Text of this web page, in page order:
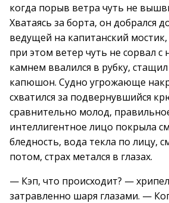
когда порыв ветра чуть не
Хватаясь за борта, он добрался
ведущей на капитанский
при этом ветер чуть не сорвал с
камнем ввалился в рубку,
капюшон. Судно угрожающе
схватился за подвернувшийся
сравнительно молод,
интеллигентное лицо покрыла
бледность, вода текла по лицу,
потом, страх метался в глазах.
— Кэп, что происходит? —
затравленно шаря глазами. —